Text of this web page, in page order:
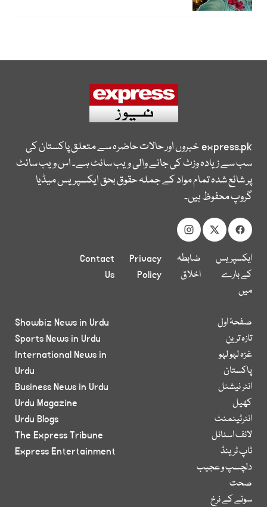
express.pkخبروں اور حالات حاضرہ سے متعلق پاکستان کی
سب سے زیادہ وزٹ کی جانے والی ویب سائٹ ہے۔ اس ویب سائٹ
پر شائع شدہ تمام مواد کے جملہ حقوق بحق ایکسپریس میڈیا
گروپ محفوظ ہیں۔
ایکسپریس
کے بارے
میں
ضابطہ
اخلاق
Privacy
Policy
Contact
Us
صفحۂ اول
تازہ ترین
غزہ لہو لہو
پاکستان
انٹر نیشنل
کھیل
انٹرٹینمنٹ
لائف اسٹائل
ٹاپ ٹرینڈ
دلچسپ و عجیب
صحت
سونے کے نرخ
Showbiz News in Urdu
Sports News in Urdu
International News in
Urdu
Business News in Urdu
Urdu Magazine
Urdu Blogs
The Express Tribune
Express Entertainment